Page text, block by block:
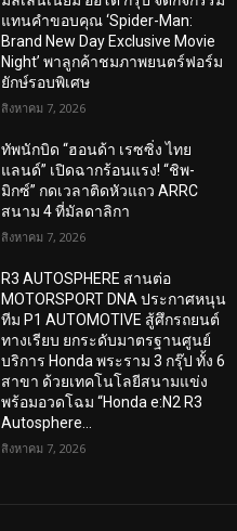
แทนคำขอบคุณ ‘Spider-Man:
Brand New Day Exclusive Movie
Night’ พาลูกค้าชมภาพยนตร์ฟอร์ม
ยักษ์รอบพิเศษ
สิงหาคม 7, 2026
ทัพนักบิด “ฮอนด้า เรซซิ่ง ไทย
แลนด์” เปิดฉากร้อนแรง! “ชิพ-
มิกซ์” กดเวลาติดหัวแถว ARRC
สนาม 4 ที่มัลดาลิกา
สิงหาคม 7, 2026
R3 AUTOSPHERE สานต่อ
MOTORSPORT DNA ประกาศหนุน
ทีม P1 AUTOMOTIVE สู้ศึกรถยนต์
ทางเรียบ ยกระดับมาตรฐานศูนย์
บริการ Honda พระราม 3 กรุ๊ป ทั้ง 6
สาขา ด้วยเทคโนโลยีสนามแข่ง
พร้อมอวดโฉม “Honda e:N2 R3
Autosphere...
สิงหาคม 7, 2026